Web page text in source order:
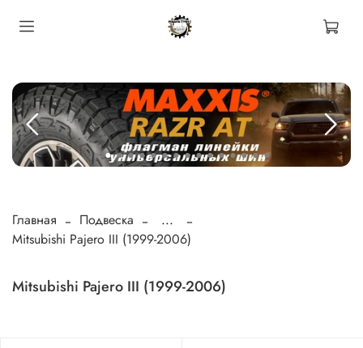
Главная Подвеска
...
Mitsubishi Pajero III (1999-2006)
Mitsubishi Pajero III (1999-2006)